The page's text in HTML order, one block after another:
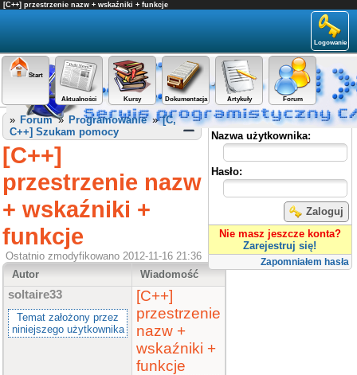
[C++] przestrzenie nazw + wskaźniki + funkcje
Logowanie
Start
Aktualności Kursy Dokumentacja Artykuły Forum
Panel użytkownika
Nazwa użytkownika:
Hasło:
Zaloguj
Nie masz jeszcze konta?
Zarejestruj się!
Zapomniałem hasła
» Forum» Programowanie»[C,
C++] Szukam pomocy
[C++]
przestrzenie nazw
+ wskaźniki +
funkcje
Ostatnio zmodyfikowano 2012-11-16 21:36
Autor
Wiadomość
soltaire33
Temat założony przez
niniejszego użytkownika
[C++]
przestrzenie
nazw +
wskaźniki +
funkcje